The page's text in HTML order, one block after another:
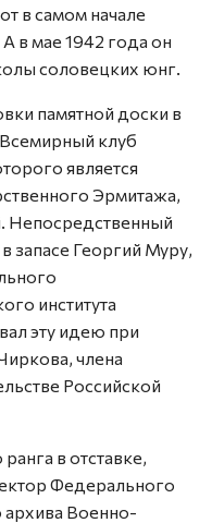
в самом начале
в мае 1942 года он
соловецких юнг.
памятной доски в
Всемирный клуб
является
Эрмитажа,
Непосредственный
запасе Георгий Муру,
института
эту идею при
члена
Российской
в отставке,
Федерального
архива Военно-